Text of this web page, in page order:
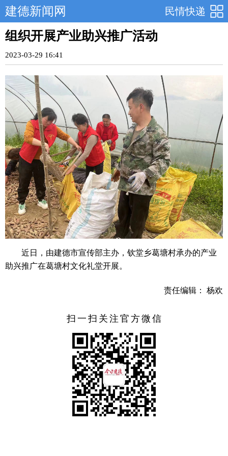
民情快递
建德新闻网
组织开展产业助兴推广活动
2023-03-29 16:41
近日，由建德市宣传部主办，钦堂乡葛塘村承办的产业
助兴推广在葛塘村文化礼堂开展。
责任编辑： 杨欢
扫一扫关注官方微信